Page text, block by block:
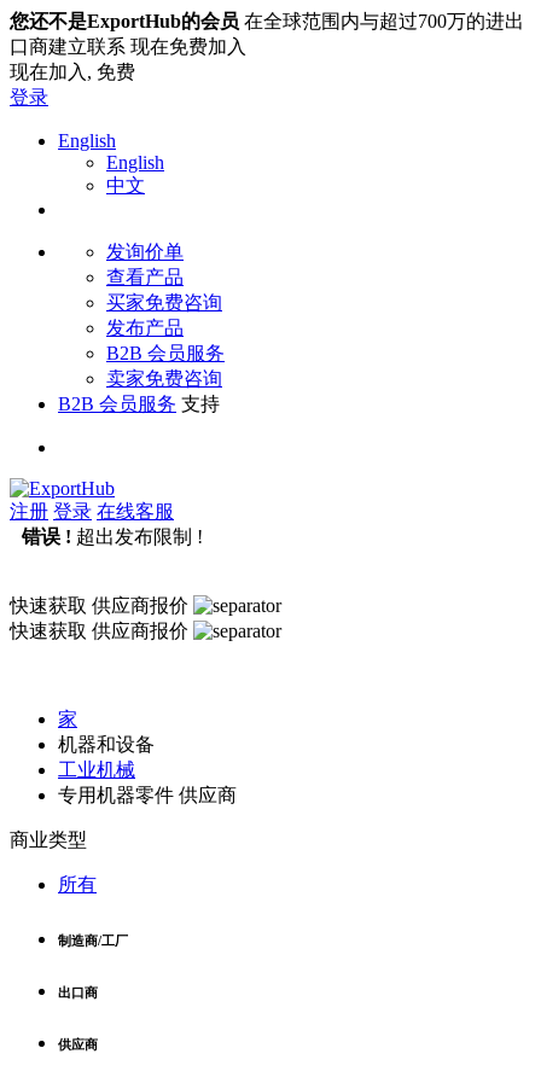
您还不是ExportHub的会员 在全球范围内与超过700万的进出
口商建立联系 现在免费加入
现在加入, 免费
登录
English
English
中文
发询价单
查看产品
买家免费咨询
发布产品
B2B 会员服务
卖家免费咨询
B2B 会员服务 支持
注册 登录 在线客服
错误 ! 超出发布限制 !
快速获取 供应商报价
快速获取 供应商报价
家
机器和设备
工业机械
专用机器零件 供应商
商业类型
所有
制造商/工厂
出口商
供应商